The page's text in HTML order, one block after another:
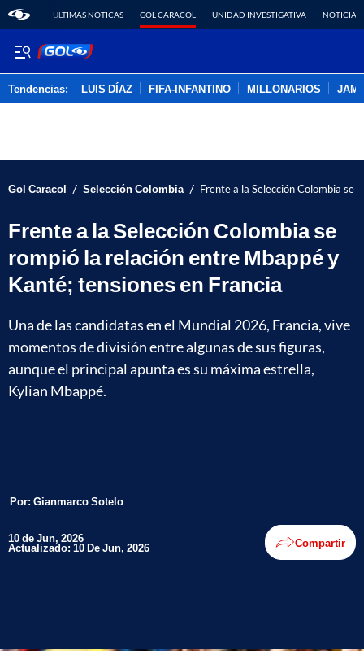
ÚLTIMAS NOTICAS GOL CARACOL UNIDAD INVESTIGATIVA NOTICIAS
Tendencias: LUIS DÍAZ FIFA-INFANTINO MILLONARIOS
Gol Caracol / Selección Colombia / Frente a la Selección Colombia se
Frente a la Selección Colombia se
rompió la relación entre Mbappé y
Kanté; tensiones en Francia
Una de las candidatas en el Mundial 2026, Francia, vive
momentos de división entre algunas de sus figuras,
aunque el principal apunta es su máxima estrella,
Kylian Mbappé.
Por: Gianmarco Sotelo
10 de Jun, 2026
Actualizado: 10 De Jun, 2026 Compartir